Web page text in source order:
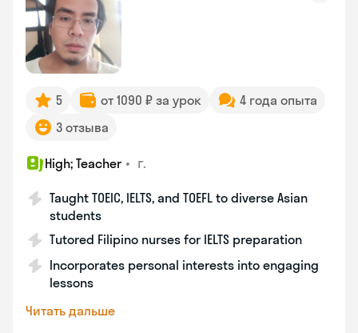
5 от 1090 ₽ за урок
4 года опыта
3 отзыва
High; Teacher • г.
Taught TOEIC, IELTS, and TOEFL to diverse Asian
students
Tutored Filipino nurses for IELTS preparation
Incorporates personal interests into engaging
lessons
Читать дальше